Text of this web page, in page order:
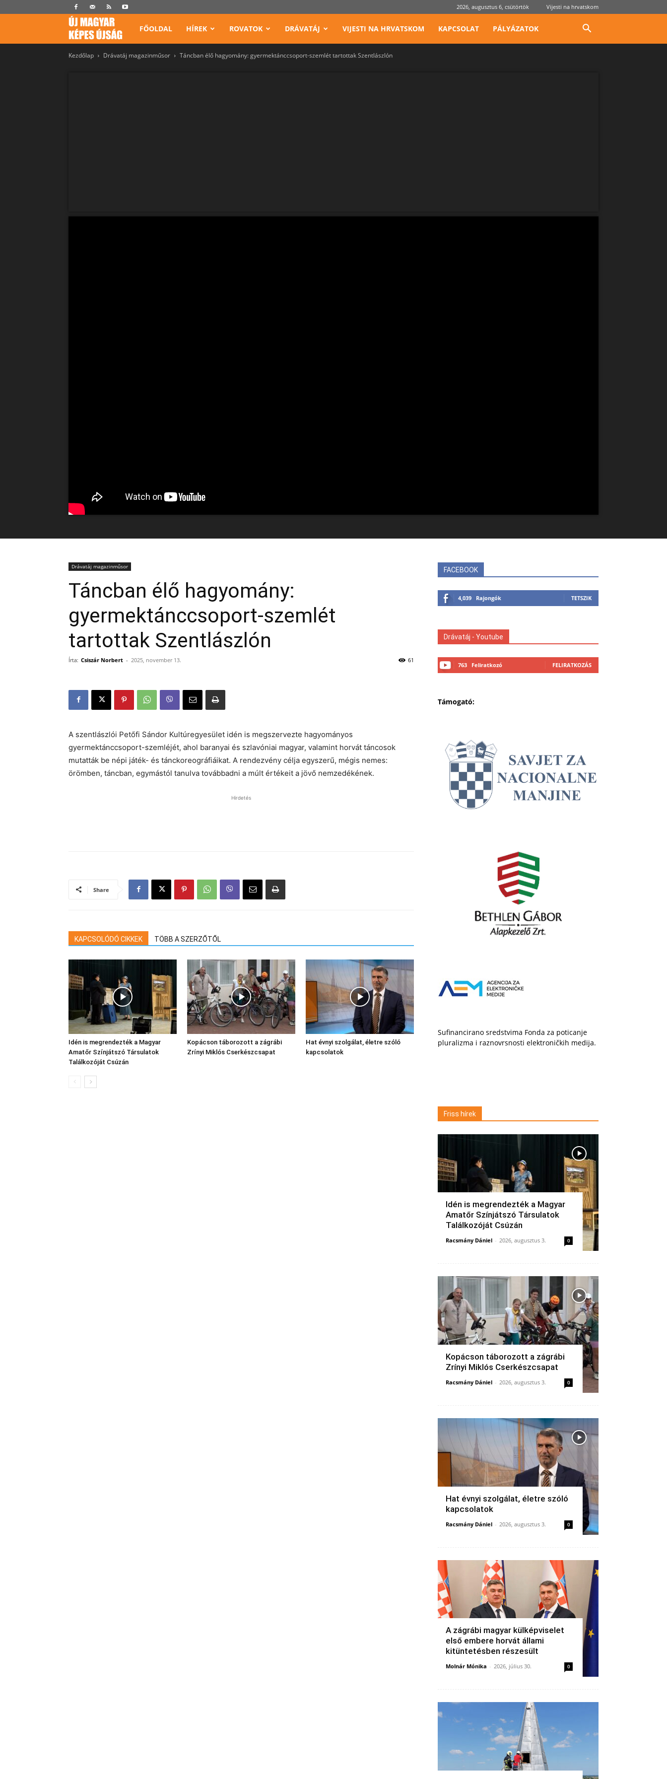
2026, augusztus 6, csütörtök Vijesti na hrvatskom
Képes
Újság
FŐOLDAL HÍREK ROVATOK DRÁVATÁJ VIJESTI NA HRVATSKOM KAPCSOLAT PÁLYÁZATOK
Kezdőlap Drávatáj magazinműsor Táncban élő hagyomány: gyermektánccsoport-szemlét tartottak Szentlászlón
Drávatáj magazinműsor
Táncban élő hagyomány:
gyermektánccsoport-szemlét
tartottak Szentlászlón
Írta: Csiszár Norbert - 2025, november 13. 61
A szentlászlói Petőfi Sándor Kultúregyesület idén is megszervezte hagyományos
gyermektánccsoport-szemléjét, ahol baranyai és szlavóniai magyar, valamint horvát táncosok
mutatták be népi játék- és tánckoreográfiáikat. A rendezvény célja egyszerű, mégis nemes:
örömben, táncban, egymástól tanulva továbbadni a múlt értékeit a jövő nemzedékének.
Hirdetés
Share
KAPCSOLÓDÓ CIKKEK TÖBB A SZERZŐTŐL
Idén is megrendezték a Magyar
Amatőr Színjátszó Társulatok
Találkozóját Csúzán
Kopácson táborozott a zágrábi
Zrínyi Miklós Cserkészcsapat
Hat évnyi szolgálat, életre szóló
kapcsolatok
FACEBOOK
4,039 Rajongók TETSZIK
Drávatáj - Youtube
763 Feliratkozó FELIRATKOZÁS
Támogató:
Sufinancirano sredstvima Fonda za poticanje
pluralizma i raznovrsnosti elektroničkih medija.
Friss hírek
Idén is megrendezték a Magyar
Amatőr Színjátszó Társulatok
Találkozóját Csúzán
Racsmány Dániel - 2026, augusztus 3. 0
Kopácson táborozott a zágrábi
Zrínyi Miklós Cserkészcsapat
Racsmány Dániel - 2026, augusztus 3. 0
Hat évnyi szolgálat, életre szóló
kapcsolatok
Racsmány Dániel - 2026, augusztus 3. 0
A zágrábi magyar külképviselet
első embere horvát állami
kitüntetésben részesült
Molnár Mónika - 2026, július 30. 0